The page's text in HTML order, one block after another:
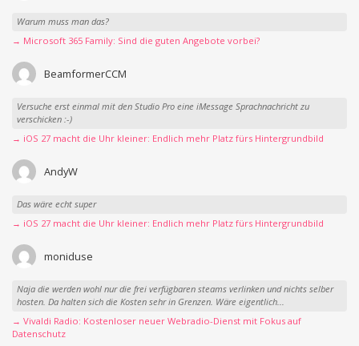
Warum muss man das?
→ Microsoft 365 Family: Sind die guten Angebote vorbei?
BeamformerCCM
Versuche erst einmal mit den Studio Pro eine iMessage Sprachnachricht zu
verschicken :-)
→ iOS 27 macht die Uhr kleiner: Endlich mehr Platz fürs Hintergrundbild
AndyW
Das wäre echt super
→ iOS 27 macht die Uhr kleiner: Endlich mehr Platz fürs Hintergrundbild
moniduse
Naja die werden wohl nur die frei verfügbaren steams verlinken und nichts selber
hosten. Da halten sich die Kosten sehr in Grenzen. Wäre eigentlich...
→ Vivaldi Radio: Kostenloser neuer Webradio-Dienst mit Fokus auf
Datenschutz